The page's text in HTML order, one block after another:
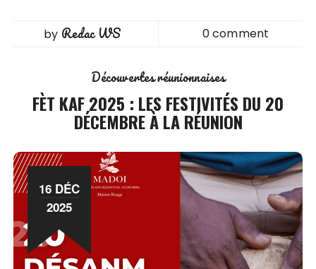
by Redac WS 0 comment
Découvertes réunionnaises
FÈT KAF 2025 : LES FESTIVITÉS DU 20
DÉCEMBRE À LA RÉUNION
16 DÉC
2025